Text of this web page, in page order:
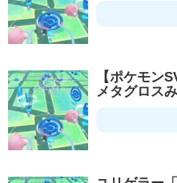
【ポケモン
メタグロス